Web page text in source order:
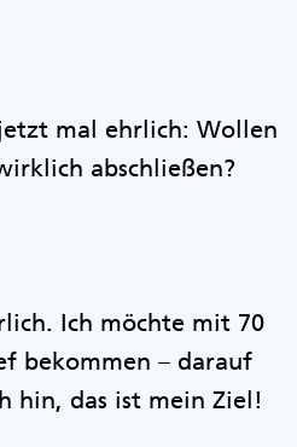
mal ehrlich: Wollen
abschließen?
Ich möchte mit 70
bekommen – darauf
hin, das ist mein Ziel!